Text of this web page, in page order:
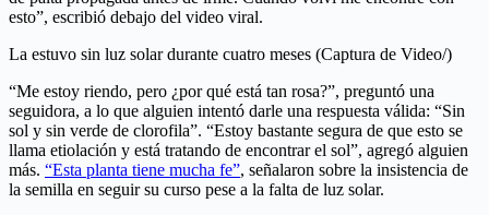
esto”, escribió debajo del video viral.
La estuvo sin luz solar durante cuatro meses (Captura de Video/)
“Me estoy riendo, pero ¿por qué está tan rosa?”, preguntó una
seguidora, a lo que alguien intentó darle una respuesta válida: “Sin
sol y sin verde de clorofila”. “Estoy bastante segura de que esto se
llama etiolación y está tratando de encontrar el sol”, agregó alguien
más. “Esta planta tiene mucha fe”, señalaron sobre la insistencia de
la semilla en seguir su curso pese a la falta de luz solar.